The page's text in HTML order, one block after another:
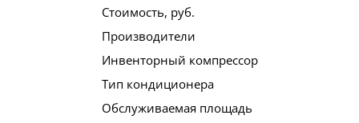
Стоимость, руб.
Производители
Инвенторный компрессор
Тип кондиционера
Обслуживаемая площадь